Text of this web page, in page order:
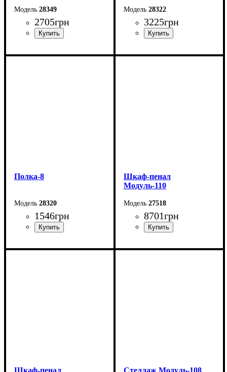
28349
2705грн
Ширина: 88,5 см
28322
3225грн
Ширина: 80 см
Полка-8
28320
1546грн
Ширина: 50 см
Шкаф-пенал
Модуль-110
27518
8701грн
Ширина: 90 см
Шкаф-пенал Стеллаж Модуль-108